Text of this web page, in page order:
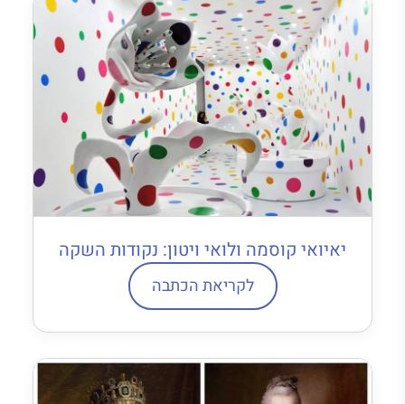
יאיואי קוסמה ולואי ויטון: נקודות השקה
לקריאת הכתבה